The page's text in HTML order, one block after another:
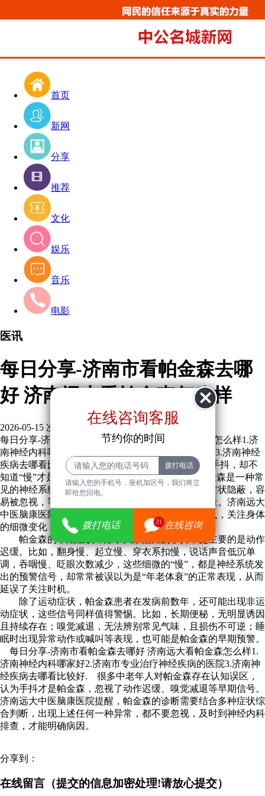
首页
新网
分享
推荐
文化
娱乐
音乐
电影
医讯
每日分享-济南市看帕金森去哪
好 济南远大看帕金森怎么样
2026-05-15 次
每日分享-济南市看帕金森去哪好 济南远大看帕金森怎么样1.济
南神经内科哪家好2.济南市专业治疗神经疾病的医院3.济南神经
疾病去哪看比较好.提到帕金森，很多济南人会想到手抖，却不
知道“慢”才是这种疾病核心、常见的早期症状。帕金森是一种常
见的神经系统退行性疾病，多见于中老年人，早期症状隐蔽，容
易被忽视，等到症状明显时，往往已经影响生活质量。济南远大
中医脑康医院作为济南神经内科医院，提醒中老年人，关注身体
的细微变化，才能早发现、早应对。
帕金森的早期症状，除了大家熟知的手抖，更主要的是动作
迟缓。比如，翻身慢、起立慢、穿衣系扣慢，说话声音低沉单
调，吞咽慢、眨眼次数减少，这些细微的“慢”，都是神经系统发
出的预警信号，却常常被误以为是“年老体衰”的正常表现，从而
延误了关注时机。
除了运动症状，帕金森患者在发病前数年，还可能出现非运
动症状，这些信号同样值得警惕。比如，长期便秘，无明显诱因
且持续存在；嗅觉减退，无法辨别常见气味，且损伤不可逆；睡
眠时出现异常动作或喊叫等表现，也可能是帕金森的早期预警。
每日分享-济南市看帕金森去哪好 济南远大看帕金森怎么样1.
济南神经内科哪家好2.济南市专业治疗神经疾病的医院3.济南神
经疾病去哪看比较好. 很多中老年人对帕金森存在认知误区，
认为手抖才是帕金森，忽视了动作迟缓、嗅觉减退等早期信号。
济南远大中医脑康医院提醒，帕金森的诊断需要结合多种症状综
合判断，出现上述任何一种异常，都不要忽视，及时到神经内科
排查，才能明确病因。
在线咨询客服
节约你的时间
请输入您的手机号，座机加区号，我们将立
即给您回电。
拨打电话 21 在线咨询
分享到：
在线留言（提交的信息加密处理!请放心提交）